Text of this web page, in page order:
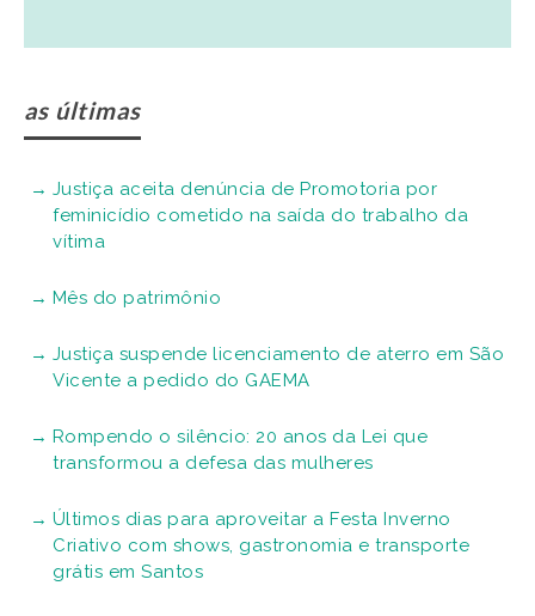
as últimas
Justiça aceita denúncia de Promotoria por
feminicídio cometido na saída do trabalho da
vítima
Mês do patrimônio
Justiça suspende licenciamento de aterro em São
Vicente a pedido do GAEMA
Rompendo o silêncio: 20 anos da Lei que
transformou a defesa das mulheres
Últimos dias para aproveitar a Festa Inverno
Criativo com shows, gastronomia e transporte
grátis em Santos